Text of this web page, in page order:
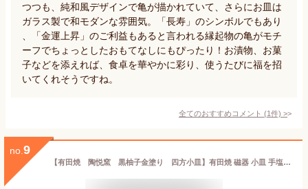
つつも、純和風デザインで亀が描かれていて、さらにお皿は
ガラス製で和モダンな雰囲気。「長寿」のシンボルでもあり
、「金運上昇」のご利益もあると言われる縁起物の亀がモチ
ーフでちょっとしたおもてなしにもぴったり！お漬物、お菓
子などを添えれば、食卓を華やかに彩り、使うたびに福を招
いてくれそうですね。
全てのおすすめコメント (1件) >
no. 9
【有田焼 陶悦窯 黒柚子金塗り 四方小皿】有田焼 磁器 小皿 手塩皿 おてしょ皿 変形皿 薬味皿 金 和菓子 珍味 薬味 おつまみ おしゃれ 和食器 ギフト 引き出物 内祝い プレゼント